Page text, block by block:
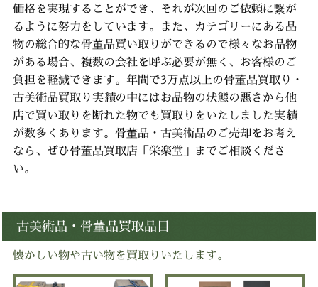
価格を実現することができ、 それが次回のご依頼に繋が
るように努力をしています。 また、カテゴリーにある品
物の総合的な骨董品買い取りができるので様々なお品物
がある場合、 複数の会社を呼ぶ必要が無く、お客様のご
負担を軽減できます。 年間で3万点以上の骨董品買取り・
古美術品買取り実績の中にはお品物の状態の悪さから他
店で買い取りを断れた物でも買取りをいたしました実績
が数多くあります。 骨董品・古美術品のご売却をお考え
なら、ぜひ骨董品買取店「栄楽堂」までご相談くださ
い。
古美術品・骨董品買取品目
懐かしい物や古い物を買取りいたします。